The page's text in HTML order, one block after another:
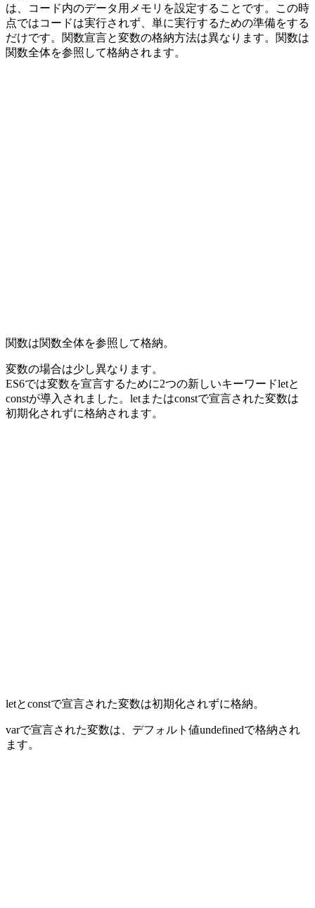
は、コード内のデータ用 メモリを設定することです。この時
点ではコードは実行されず、単に実行するための準備をする
だけです。関数宣言と変数の格納方法は異なります。関数は
関数全体を参照 して格納されます。
関数は関数全体を参照して格納。
変数の場合は少し異なります。
ES6では変数を宣言するために2つの新しいキーワードletと
constが導入されました。letまたはconstで宣言された変数は
初期化されずに格納されます。
letとconstで宣言された変数は初期化されずに格納。
varで宣言された変数は、デフォルト値undefinedで格納され
ます。